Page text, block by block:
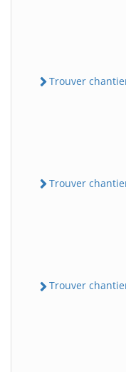
Trouver
Trouver
Trouver